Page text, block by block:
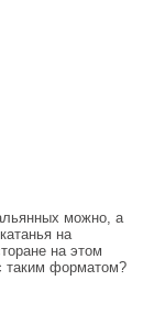
можно, а
на
на этом
таким форматом?